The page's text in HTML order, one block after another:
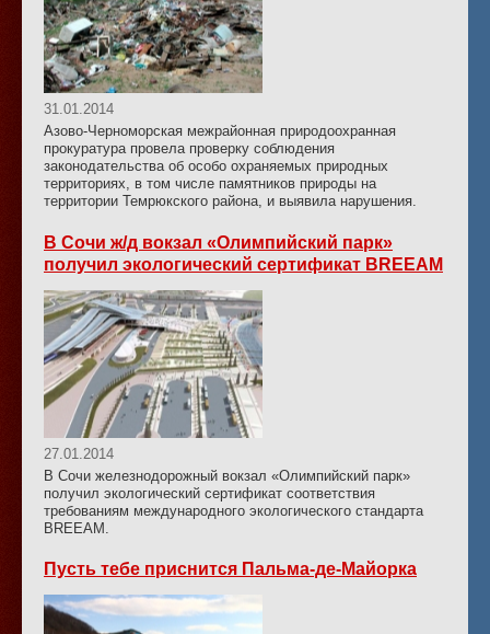
31.01.2014
Азово-Черноморская межрайонная природоохранная
прокуратура провела проверку соблюдения
законодательства об особо охраняемых природных
территориях, в том числе памятников природы на
территории Темрюкского района, и выявила нарушения.
В Сочи ж/д вокзал «Олимпийский парк»
получил экологический сертификат BREEAM
27.01.2014
В Сочи железнодорожный вокзал «Олимпийский парк»
получил экологический сертификат соответствия
требованиям международного экологического стандарта
BREEAM.
Пусть тебе приснится Пальма-де-Майорка